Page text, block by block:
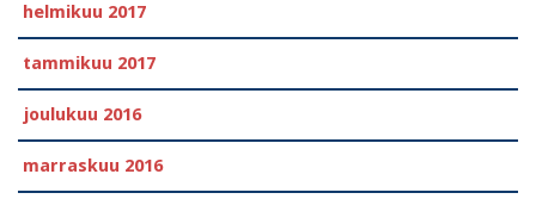
helmikuu 2017
tammikuu 2017
joulukuu 2016
marraskuu 2016